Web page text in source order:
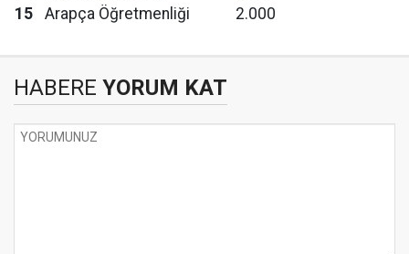
15
Arapça Öğretmenliği 2.000
HABERE YORUM KAT